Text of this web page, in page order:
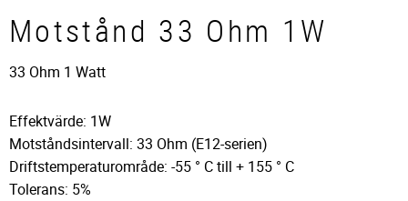
Motstånd 33 Ohm 1W
33 Ohm 1 Watt
Effektvärde: 1W
Motståndsintervall: 33 Ohm (E12-serien)
Driftstemperaturområde: -55 ° C till + 155 ° C
Tolerans: 5%